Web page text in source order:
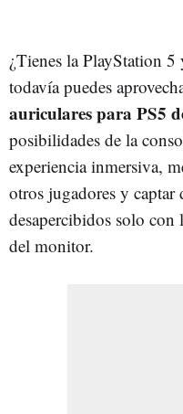
¿Tienes la PlayStation 5
todavía puedes
auriculares para PS5
posibilidades de la
experiencia inmersiva,
otros jugadores y captar
desapercibidos solo con
del monitor.